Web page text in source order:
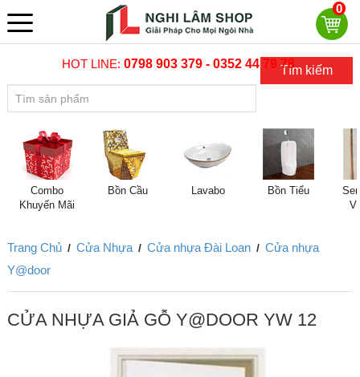
0
HOT LINE:0798 903 379 - 0352 44 79 78Tìm kiếm
Combo
Khuyến Mãi
Bồn Cầu Lavabo Bồn Tiểu
Trang Chủ / Cửa Nhựa / Cửa nhựa Đài Loan / Cửa nhựa
Y@door
CỬA NHỰA GIẢ GỖ Y@DOOR YW 12